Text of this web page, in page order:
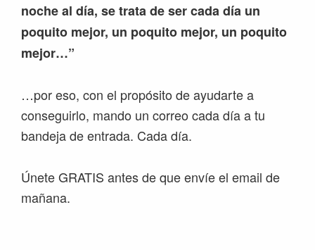
noche al día, se trata de ser cada día un
poquito mejor, un poquito mejor, un poquito
mejor…”
…por eso, con el propósito de ayudarte a
conseguirlo, mando un correo cada día a tu
bandeja de entrada. Cada día.
Únete GRATIS antes de que envíe el email de
mañana.